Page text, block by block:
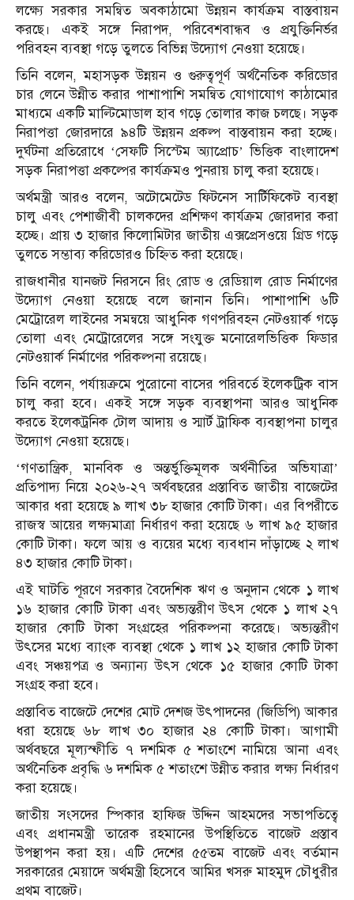
লক্ষ্যে সরকার সমন্বিত অবকাঠামো উন্নয়ন কার্যক্রম বাস্তবায়ন
করছে। একই সঙ্গে নিরাপদ, পরিবেশবান্ধব ও প্রযুক্তিনির্ভর
পরিবহন ব্যবস্থা গড়ে তুলতে বিভিন্ন উদ্যোগ নেওয়া হয়েছে।
তিনি বলেন, মহাসড়ক উন্নয়ন ও গুরুত্বপূর্ণ অর্থনৈতিক করিডোর
চার লেনে উন্নীত করার পাশাপাশি সমন্বিত যোগাযোগ কাঠামোর
মাধ্যমে একটি মাল্টিমোডাল হাব গড়ে তোলার কাজ চলছে। সড়ক
নিরাপত্তা জোরদারে ৯৪টি উন্নয়ন প্রকল্প বাস্তবায়ন করা হচ্ছে।
দুর্ঘটনা প্রতিরোধে ‘সেফটি সিস্টেম অ্যাপ্রোচ’ ভিত্তিক বাংলাদেশ
সড়ক নিরাপত্তা প্রকল্পের কার্যক্রমও পুনরায় চালু করা হয়েছে।
অর্থমন্ত্রী আরও বলেন, অটোমেটেড ফিটনেস সার্টিফিকেট ব্যবস্থা
চালু এবং পেশাজীবী চালকদের প্রশিক্ষণ কার্যক্রম জোরদার করা
হচ্ছে। প্রায় ৩ হাজার কিলোমিটার জাতীয় এক্সপ্রেসওয়ে গ্রিড গড়ে
তুলতে সম্ভাব্য করিডোরও চিহ্নিত করা হয়েছে।
রাজধানীর যানজট নিরসনে রিং রোড ও রেডিয়াল রোড নির্মাণের
উদ্যোগ নেওয়া হয়েছে বলে জানান তিনি। পাশাপাশি ৬টি
মেট্রোরেল লাইনের সমন্বয়ে আধুনিক গণপরিবহন নেটওয়ার্ক গড়ে
তোলা এবং মেট্রোরেলের সঙ্গে সংযুক্ত মনোরেলভিত্তিক ফিডার
নেটওয়ার্ক নির্মাণের পরিকল্পনা রয়েছে।
তিনি বলেন, পর্যায়ক্রমে পুরোনো বাসের পরিবর্তে ইলেকট্রিক বাস
চালু করা হবে। একই সঙ্গে সড়ক ব্যবস্থাপনা আরও আধুনিক
করতে ইলেকট্রনিক টোল আদায় ও স্মার্ট ট্রাফিক ব্যবস্থাপনা চালুর
উদ্যোগ নেওয়া হয়েছে।
‘গণতান্ত্রিক, মানবিক ও অন্তর্ভুক্তিমূলক অর্থনীতির অভিযাত্রা’
প্রতিপাদ্য নিয়ে ২০২৬-২৭ অর্থবছরের প্রস্তাবিত জাতীয় বাজেটের
আকার ধরা হয়েছে ৯ লাখ ৩৮ হাজার কোটি টাকা। এর বিপরীতে
রাজস্ব আয়ের লক্ষ্যমাত্রা নির্ধারণ করা হয়েছে ৬ লাখ ৯৫ হাজার
কোটি টাকা। ফলে আয় ও ব্যয়ের মধ্যে ব্যবধান দাঁড়াচ্ছে ২ লাখ
৪৩ হাজার কোটি টাকা।
এই ঘাটতি পূরণে সরকার বৈদেশিক ঋণ ও অনুদান থেকে ১ লাখ
১৬ হাজার কোটি টাকা এবং অভ্যন্তরীণ উৎস থেকে ১ লাখ ২৭
হাজার কোটি টাকা সংগ্রহের পরিকল্পনা করেছে। অভ্যন্তরীণ
উৎসের মধ্যে ব্যাংক ব্যবস্থা থেকে ১ লাখ ১২ হাজার কোটি টাকা
এবং সঞ্চয়পত্র ও অন্যান্য উৎস থেকে ১৫ হাজার কোটি টাকা
সংগ্রহ করা হবে।
প্রস্তাবিত বাজেটে দেশের মোট দেশজ উৎপাদনের (জিডিপি) আকার
ধরা হয়েছে ৬৮ লাখ ৩০ হাজার ২৪ কোটি টাকা। আগামী
অর্থবছরে মূল্যস্ফীতি ৭ দশমিক ৫ শতাংশে নামিয়ে আনা এবং
অর্থনৈতিক প্রবৃদ্ধি ৬ দশমিক ৫ শতাংশে উন্নীত করার লক্ষ্য নির্ধারণ
করা হয়েছে।
জাতীয় সংসদের স্পিকার হাফিজ উদ্দিন আহমদের সভাপতিত্বে
এবং প্রধানমন্ত্রী তারেক রহমানের উপস্থিতিতে বাজেট প্রস্তাব
উপস্থাপন করা হয়। এটি দেশের ৫৫তম বাজেট এবং বর্তমান
সরকারের মেয়াদে অর্থমন্ত্রী হিসেবে আমির খসরু মাহমুদ চৌধুরীর
প্রথম বাজেট।